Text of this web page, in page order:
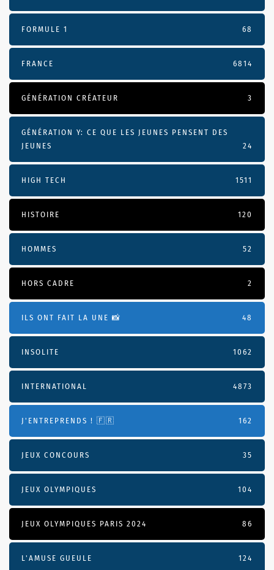
FORMULE 1 68
FRANCE 6814
GÉNÉRATION CRÉATEUR 3
GÉNÉRATION Y: CE QUE LES JEUNES PENSENT DES
JEUNES
24
HIGH TECH 1511
HISTOIRE 120
HOMMES 52
HORS CADRE 2
ILS ONT FAIT LA UNE 📸 48
INSOLITE 1062
INTERNATIONAL 4873
J'ENTREPRENDS ! 🇫🇷 162
JEUX CONCOURS 35
JEUX OLYMPIQUES 104
JEUX OLYMPIQUES PARIS 2024 86
L'AMUSE GUEULE 124